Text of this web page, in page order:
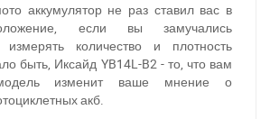
аккумулятор не раз ставил вас в
если вы замучались
измерять количество и плотность
быть, Иксайд YB14L-B2 - то, что вам
изменит ваше мнение о
акб.